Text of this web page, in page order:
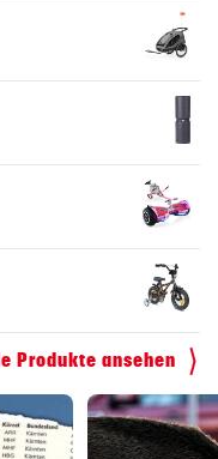
Produkte ansehen